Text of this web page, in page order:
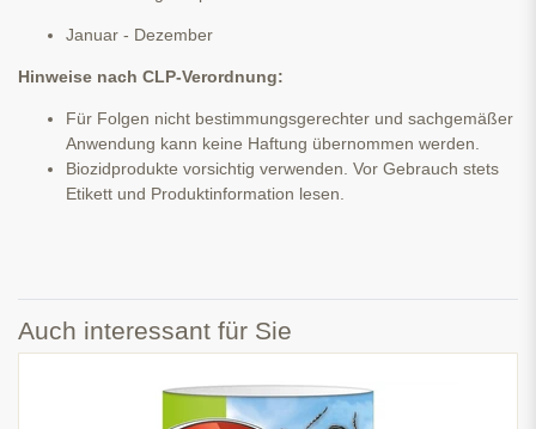
Januar - Dezember
Hinweise nach CLP-Verordnung:
Für Folgen nicht bestimmungsgerechter und sachgemäßer
Anwendung kann keine Haftung übernommen werden.
Biozidprodukte vorsichtig verwenden. Vor Gebrauch stets
Etikett und Produktinformation lesen.
Auch interessant für Sie